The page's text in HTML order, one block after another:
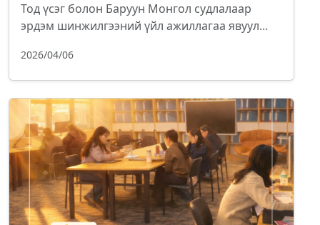
Тод үсэг болон Баруун Монгол судлалаар
эрдэм шинжилгээний үйл ажиллагаа явуул...
2026/04/06